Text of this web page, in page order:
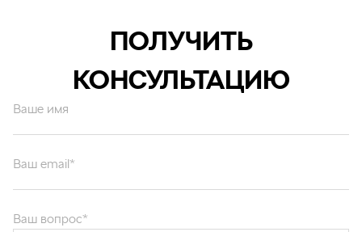
ПОЛУЧИТЬ
КОНСУЛЬТАЦИЮ
Ваше имя
персональных данных